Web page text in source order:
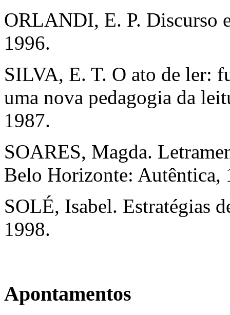
ORLANDI, E. P. Discurso
1996.
SILVA, E. T. O ato de ler:
uma nova pedagogia da
1987.
SOARES, Magda.
Belo Horizonte: Autêntica,
SOLÉ, Isabel. Estratégias
1998.
Apontamentos